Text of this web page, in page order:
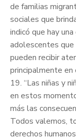
de familias
sociales que
indicó que hay
adolescentes que
pueden recibir
principalmente
19. “Las niñas y
en estos
más las
Todos valemos,
derechos